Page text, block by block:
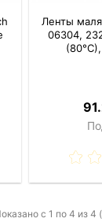
Ленты
06304,
с 1 по 4 из 4